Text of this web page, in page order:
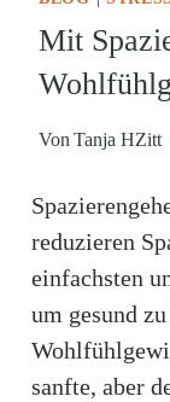
Mit
Von Tanja HZitt
reduzieren
einfachsten
um gesund
sanfte, aber